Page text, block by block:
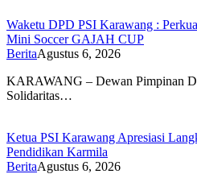
Waketu DPD PSI Karawang :
Mini Soccer GAJAH CUP
BeritaAgustus 6, 2026
KARAWANG – Dewan Pimpinan
Solidaritas…
Ketua PSI Karawang Apresiasi
Pendidikan Karmila
BeritaAgustus 6, 2026